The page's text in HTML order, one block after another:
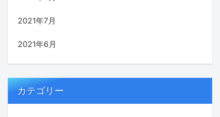
2021年7月
2021年6月
カテゴリー